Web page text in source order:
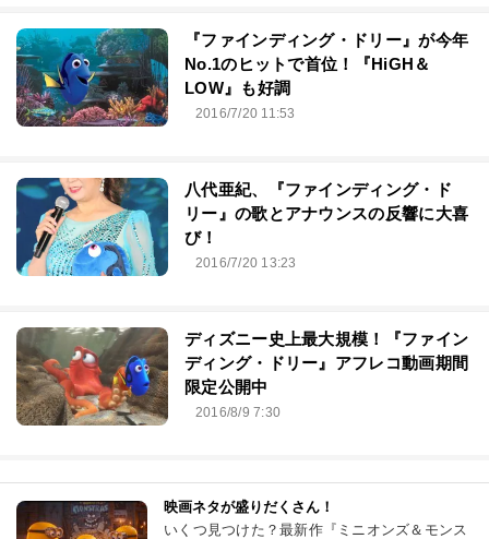
『ファインディング・ドリー』が今年
No.1のヒットで首位！『HiGH＆
LOW』も好調
2016/7/20 11:53
八代亜紀、『ファインディング・ド
リー』の歌とアナウンスの反響に大喜
び！
2016/7/20 13:23
ディズニー史上最大規模！『ファイン
ディング・ドリー』アフレコ動画期間
限定公開中
2016/8/9 7:30
映画ネタが盛りだくさん！
いくつ見つけた？最新作『ミニオンズ＆モンス